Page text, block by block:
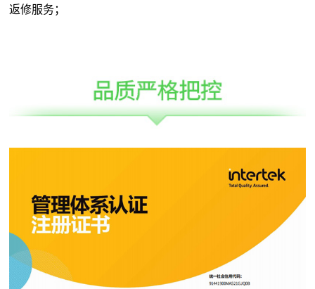
返修服务；